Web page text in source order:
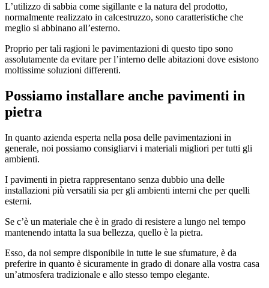
L’utilizzo di sabbia come sigillante e la natura del prodotto,
normalmente realizzato in calcestruzzo, sono caratteristiche che
meglio si abbinano all’esterno.
Proprio per tali ragioni le pavimentazioni di questo tipo sono
assolutamente da evitare per l’interno delle abitazioni dove esistono
moltissime soluzioni differenti.
Possiamo installare anche pavimenti in
pietra
In quanto azienda esperta nella posa delle pavimentazioni in
generale, noi possiamo consigliarvi i materiali migliori per tutti gli
ambienti.
I pavimenti in pietra rappresentano senza dubbio una delle
installazioni più versatili sia per gli ambienti interni che per quelli
esterni.
Se c’è un materiale che è in grado di resistere a lungo nel tempo
mantenendo intatta la sua bellezza, quello è la pietra.
Esso, da noi sempre disponibile in tutte le sue sfumature, è da
preferire in quanto è sicuramente in grado di donare alla vostra casa
un’atmosfera tradizionale e allo stesso tempo elegante.